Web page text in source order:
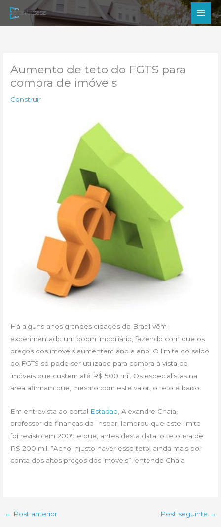
para
Aumento de teto do FGTS para
compra de imóveis
Construir
Há alguns anos grandes cidades do Brasil vêm
experimentado um boom imobiliário, fazendo com que os
preços dos imóveis aumentem ano a ano. O limite do saldo
do FGTS só pode ser utilizado para compra à vista de
imóveis que custem até R$ 500 mil. Os especialistas na
área afirmam que, mesmo com este valor, o teto é baixo.
Em entrevista ao portal Estadao , Alexandre Chaia,
professor de finanças do Insper, lembrou que este limite
foi revisto em 2009 e que, antes desta data, o teto era de
R$ 200 mil. “Acho injusto haver esse teto, ainda mais por
conta dos altos preços dos imóveis”, entende Chaia.
← Post anterior Post seguinte →